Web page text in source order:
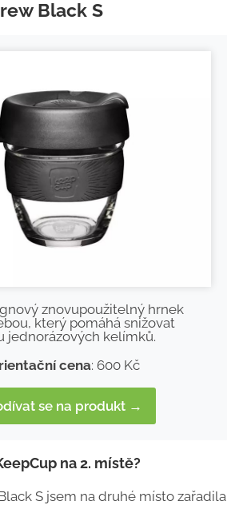
Black S
znovupoužitelný hrnek
který pomáhá snižovat
jednorázových kelímků.
cena: 600 Kč
se na produkt →
na 2. místě?
S jsem na druhé místo zařadila